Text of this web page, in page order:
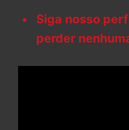
Siga nosso
perder